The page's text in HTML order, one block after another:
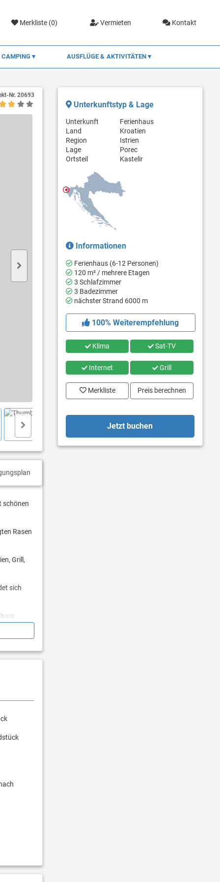
Merkliste (0) Vermieten Kontakt
CAMPING AUSFLÜGE & AKTIVITÄTEN
Nr. 20693
schönen
Rasen
Grill,
sich
Unterkunftstyp & Lage
Unterkunft
Ferienhaus
Land
Kroatien
Region
Istrien
Lage
Porec
Ortsteil
Kastelir
Informationen
Ferienhaus (6-12 Personen)
120 m² / mehrere Etagen
3 Schlafzimmer
3 Badezimmer
nächster Strand 6000 m
100% Weiterempfehlung
Klima Sat-TV
Internet Grill
Merkliste Preis berechnen
Jetzt buchen